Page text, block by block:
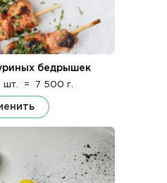
бедрышек
шт. = 7 500 г.